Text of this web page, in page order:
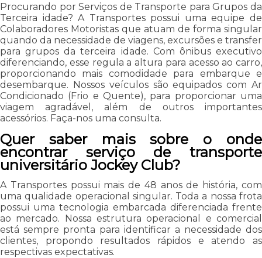
Procurando por Serviços de Transporte para Grupos da
Terceira idade? A Transportes possui uma equipe de
Colaboradores Motoristas que atuam de forma singular
quando da necessidade de viagens, excursões e transfer
para grupos da terceira idade. Com ônibus executivo
diferenciando, esse regula a altura para acesso ao carro,
proporcionando mais comodidade para embarque e
desembarque. Nossos veículos são equipados com Ar
Condicionado (Frio e Quente), para proporcionar uma
viagem agradável, além de outros importantes
acessórios. Faça-nos uma consulta.
Quer saber mais sobre o onde
encontrar serviço de transporte
universitário Jockey Club?
A Transportes possui mais de 48 anos de história, com
uma qualidade operacional singular. Toda a nossa frota
possui uma tecnologia embarcada diferenciada frente
ao mercado. Nossa estrutura operacional e comercial
está sempre pronta para identificar a necessidade dos
clientes, propondo resultados rápidos e atendo as
respectivas expectativas.